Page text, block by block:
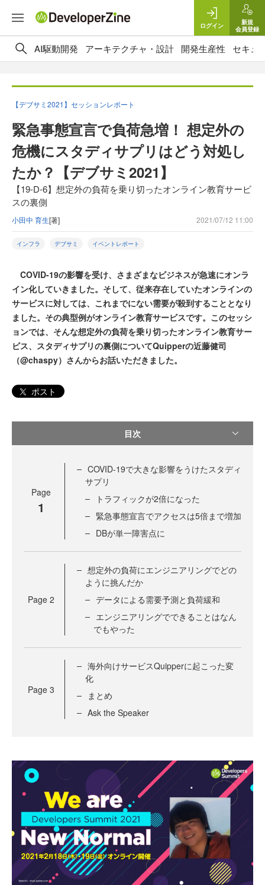
ログイン
新規
会員登録
AI駆動開発 アーキテクチャ・設計 開発生産性 セキュ
【デブサミ2021】セッションレポート
緊急事態宣言で負荷急増！ 想定外の
危機にスタディサプリはどう対処し
たか？【デブサミ2021】
【19-D-6】想定外の負荷を乗り切ったオンライン教育サービ
スの裏側
小田中 育生[著] 2021/07/12 11:00
インフラ デブサミ イベントレポート
COVID-19の影響を受け、さまざまなビジネスが急速にオンラ
イン化していきました。そして、従来存在していたオンラインの
サービスに対しては、これまでにない需要が殺到することとなり
ました。その典型例がオンライン教育サービスです。このセッシ
ョンでは、そんな想定外の負荷を乗り切ったオンライン教育サー
ビス、スタディサプリの裏側についてQuipperの近藤健司
（@chaspy）さんからお話いただきました。
ポスト
目次
Page
1
COVID-19で大きな影響をうけたスタディ
サプリ
トラフィックが2倍になった
緊急事態宣言でアクセスは5倍まで増加
DBが単一障害点に
Page 2
想定外の負荷にエンジニアリングでどの
ように挑んだか
データによる需要予測と負荷緩和
エンジニアリングでできることはなん
でもやった
Page 3
海外向けサービスQuipperに起こった変
化
まとめ
Ask the Speaker